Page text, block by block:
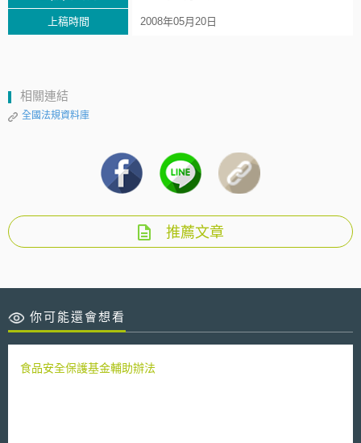
上稿時間 2008年05月20日
相關連結
全國法規資料庫
推薦文章
你可能還會想看
食品安全保護基金輔助辦法